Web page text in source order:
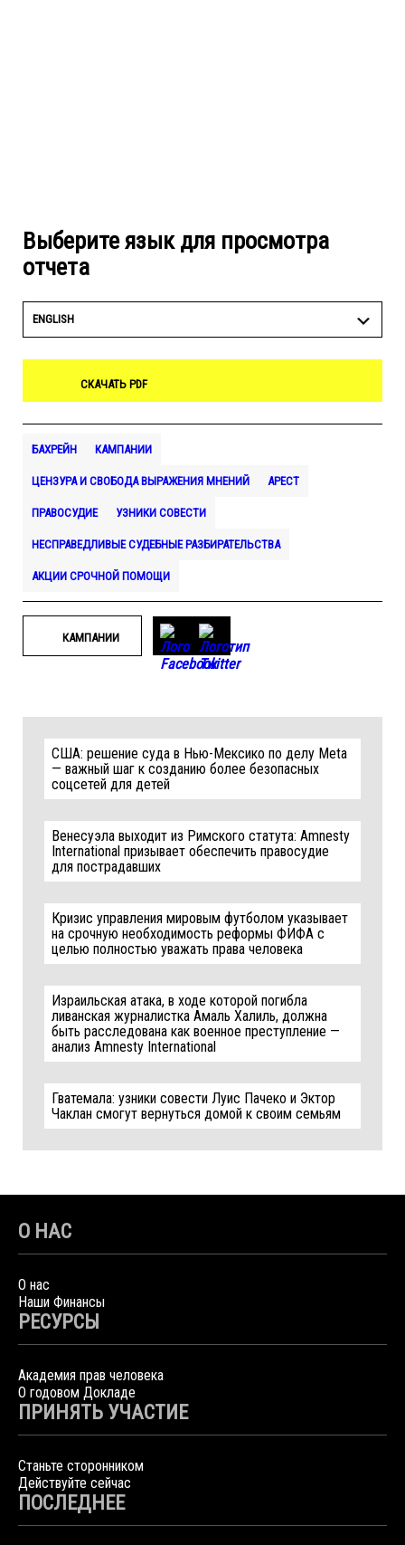
Выберите язык для просмотра
отчета
ENGLISH
СКАЧАТЬ PDF
БАХРЕЙН КАМПАНИИ
ЦЕНЗУРА И СВОБОДА ВЫРАЖЕНИЯ МНЕНИЙ АРЕСТ
ПРАВОСУДИЕ УЗНИКИ СОВЕСТИ
НЕСПРАВЕДЛИВЫЕ СУДЕБНЫЕ РАЗБИРАТЕЛЬСТВА
АКЦИИ СРОЧНОЙ ПОМОЩИ
КАМПАНИИ
США: решение суда в Нью-Мексико по делу Meta
— важный шаг к созданию более безопасных
соцсетей для детей
Венесуэла выходит из Римского статута: Amnesty
International призывает обеспечить правосудие
для пострадавших
Кризис управления мировым футболом указывает
на срочную необходимость реформы ФИФА с
целью полностью уважать права человека
Израильская атака, в ходе которой погибла
ливанская журналистка Амаль Халиль, должна
быть расследована как военное преступление —
анализ Amnesty International
Гватемала: узники совести Луис Пачеко и Эктор
Чаклан смогут вернуться домой к своим семьям
О НАС
О нас
Наши Финансы
РЕСУРСЫ
Академия прав человека
О годовом Докладе
ПРИНЯТЬ УЧАСТИЕ
Станьте сторонником
Действуйте сейчас
ПОСЛЕДНЕЕ